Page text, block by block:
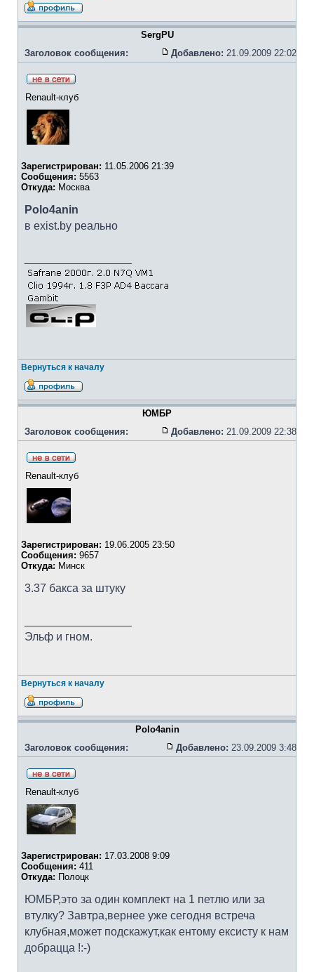
SergPU
Заголовок сообщения:
Добавлено: 21.09.2009 22:02
Renault-клуб
Зарегистрирован: 11.05.2006 21:39
Сообщения: 5563
Откуда: Москва
Polo4anin
в exist.by реально
Вернуться к началу
ЮМБР
Заголовок сообщения:
Добавлено: 21.09.2009 22:38
Renault-клуб
Зарегистрирован: 19.06.2005 23:50
Сообщения: 9657
Откуда: Минск
3.37 бакса за штуку
Эльф и гном.
Вернуться к началу
Polo4anin
Заголовок сообщения:
Добавлено: 23.09.2009 3:48
Renault-клуб
Зарегистрирован: 17.03.2008 9:09
Сообщения: 411
Откуда: Полоцк
ЮМБР,это за один комплект на 1 петлю или за
втулку? Завтра,вернее уже сегодня встреча
клубная,может подскажут,как ентому ексисту к нам
добрацца !:-)